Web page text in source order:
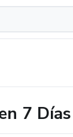
7 Días